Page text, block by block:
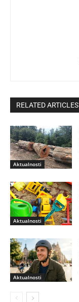
RELATED ARTICLES
Aktualnosti
Aktualnosti
Aktualnosti